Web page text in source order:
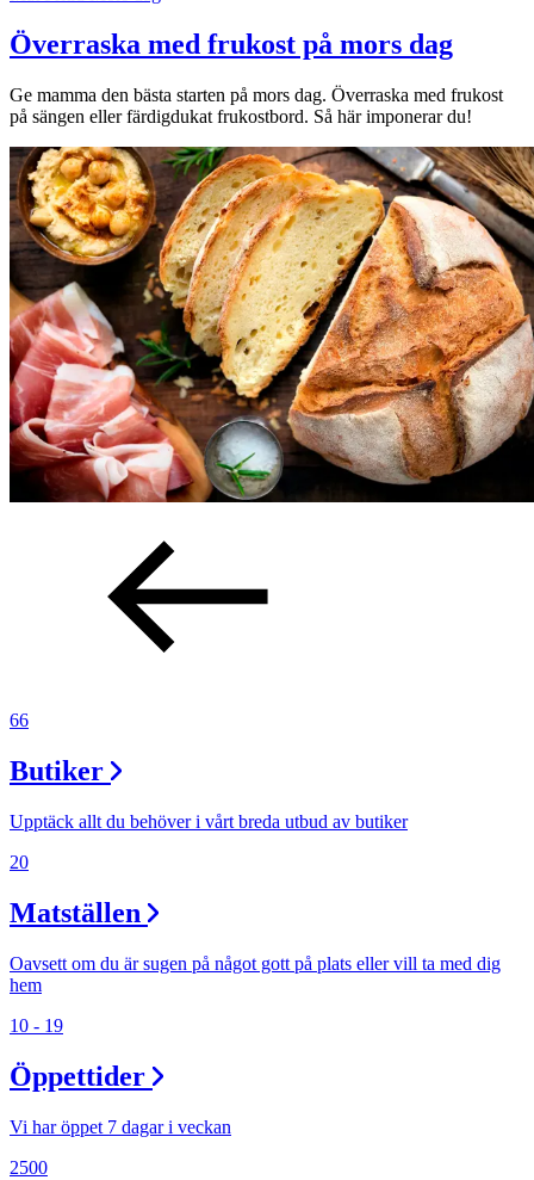
Överraska med frukost på mors dag
Ge mamma den bästa starten på mors dag. Överraska med frukost
på sängen eller färdigdukat frukostbord. Så här imponerar du!
66
Butiker
Upptäck allt du behöver i vårt breda utbud av butiker
20
Matställen
Oavsett om du är sugen på något gott på plats eller vill ta med dig
hem
10 - 19
Öppettider
Vi har öppet 7 dagar i veckan
2500